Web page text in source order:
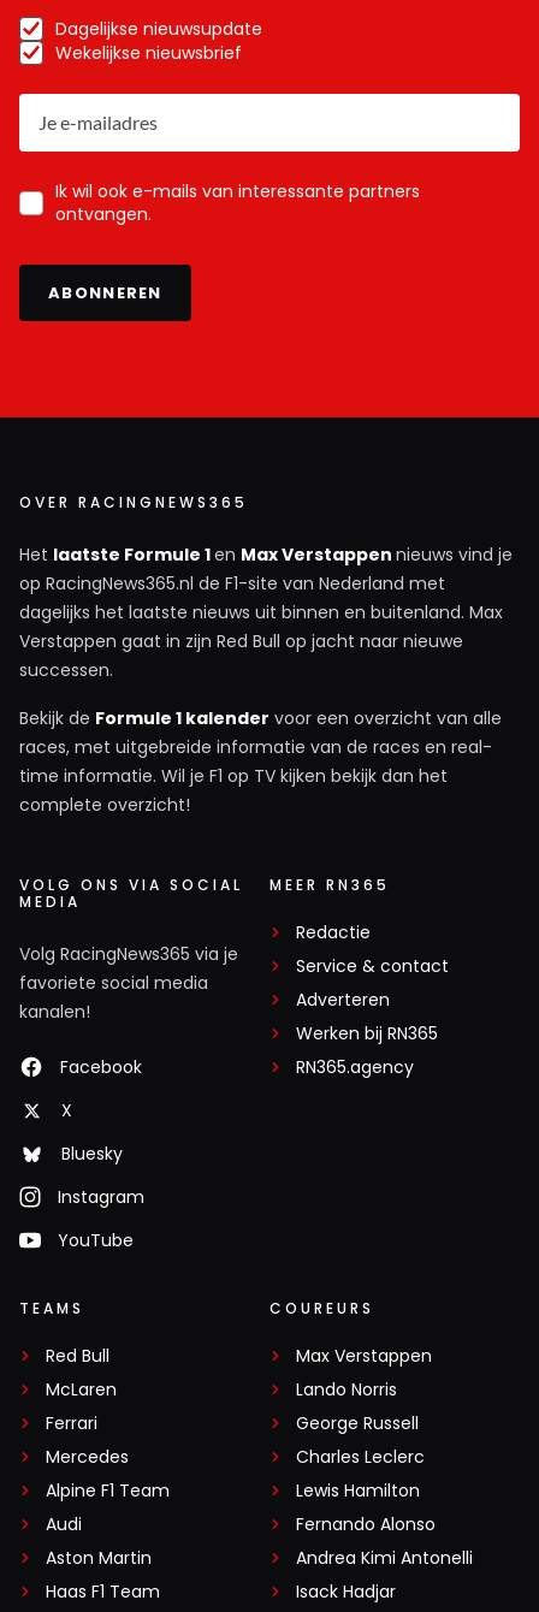
Dagelijkse nieuwsupdate
Wekelijkse nieuwsbrief
Ik wil ook e-mails van interessante partners
ontvangen.
ABONNEREN
OVER RACINGNEWS365
Het laatste Formule 1en Max Verstappen nieuws vind je
op RacingNews365.nl de F1-site van Nederland met
dagelijks het laatste nieuws uit binnen en buitenland. Max
Verstappen gaat in zijn Red Bull op jacht naar nieuwe
successen.
Bekijk de Formule 1 kalender voor een overzicht van alle
races, met uitgebreide informatie van de races en real-
time informatie. Wil je F1 op TV kijken bekijk dan het
complete overzicht!
VOLG ONS VIA SOCIAL
MEDIA
Volg RacingNews365 via je
favoriete social media
kanalen!
Facebook
X
Bluesky
Instagram
YouTube
MEER RN365
Redactie
Service & contact
Adverteren
Werken bij RN365
RN365.agency
TEAMS
Red Bull
McLaren
Ferrari
Mercedes
Alpine F1 Team
Audi
Aston Martin
Haas F1 Team
COUREURS
Max Verstappen
Lando Norris
George Russell
Charles Leclerc
Lewis Hamilton
Fernando Alonso
Andrea Kimi Antonelli
Isack Hadjar